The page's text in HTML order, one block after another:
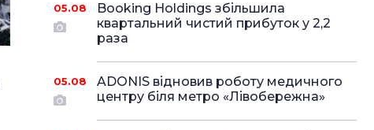
05.08
Booking Holdings збільшила
квартальний чистий прибуток у 2,2
раза
05.08
ADONIS відновив роботу медичного
центру біля метро «Лівобережна»